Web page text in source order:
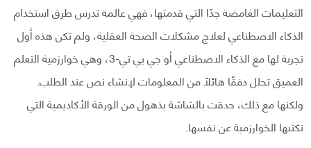
التعليمات الغامضة جدًا التي قدمتها، فهي عالمة تدرس طرق استخدام
الذكاء الاصطناعي لعلاج مشكلات الصحة العقلية، ولم تكن هذه أول
تجربة لها مع الذكاء الاصطناعي أو جي بي تي-3، وهي خوارزمية التعلم
العميق تحلل دفقًا هائلًا من المعلومات لإنشاء نص عند الطلب.
ولكنها مع ذلك، حدقت بالشاشة بذهول من الورقة الأكاديمية التي
تكتبها الخوارزمية عن نفسها.